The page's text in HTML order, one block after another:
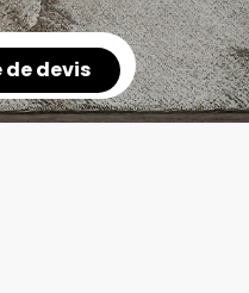
de devis